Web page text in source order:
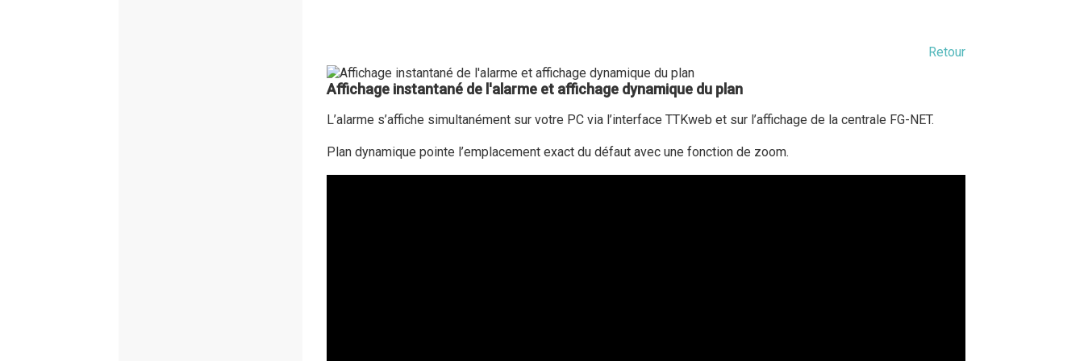
Retour
Affichage instantané de l'alarme et affichage dynamique du plan
L’alarme s’affiche simultanément sur votre PC via l’interface TTKweb et sur l’affichage de la centrale FG-NET.
Plan dynamique pointe l’emplacement exact du défaut avec une fonction de zoom.